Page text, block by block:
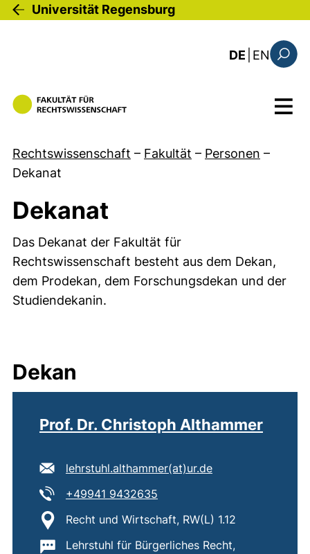
Direkt zum Inhalt
Universität Regensburg
DE EN: the
Menü
Rechtswissenschaft – Fakultät – Personen –
Dekanat
Dekanat
Das Dekanat der Fakultät für
Rechtswissenschaft besteht aus dem Dekan,
dem Prodekan, dem Forschungsdekan und der
Studiendekanin.
Dekan
Prof. Dr. Christoph Althammer
E-Mail Adresse:
lehrstuhl.althammer​(at)​ur.de(öffnet Ihr E-Mail-
Tel:
+49941 9432635
Standort:
Recht und Wirtschaft, RW(L) 1.12
Wichtige Informationen:
Lehrstuhl für Bürgerliches Recht,